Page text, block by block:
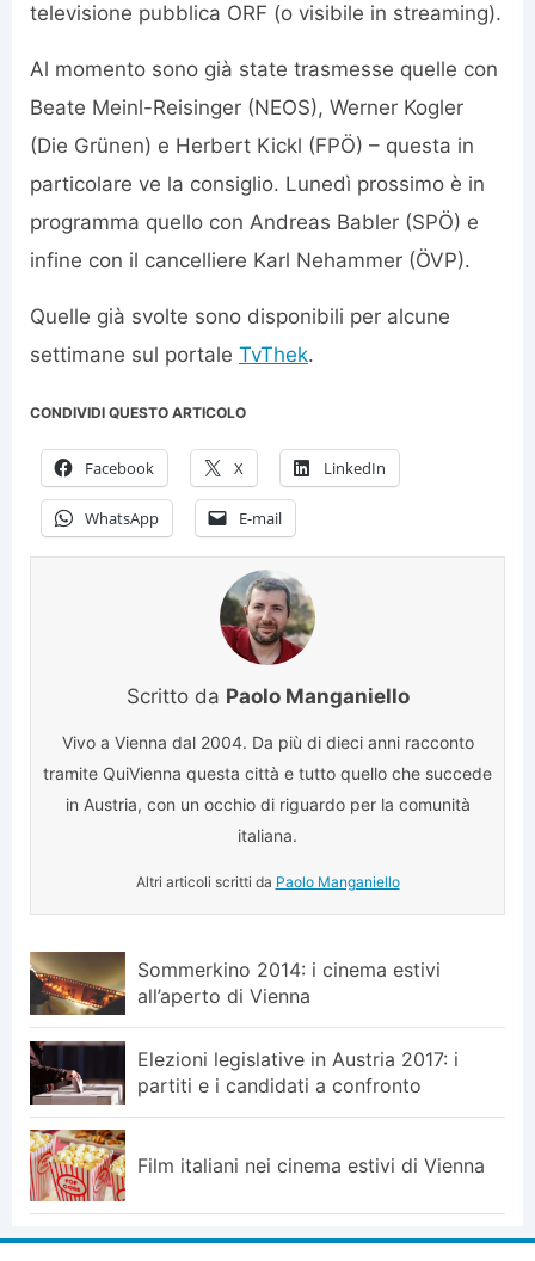
televisione pubblica ORF (o visibile in streaming).
Al momento sono già state trasmesse quelle con
Beate Meinl-Reisinger (NEOS), Werner Kogler
(Die Grünen) e Herbert Kickl (FPÖ) – questa in
particolare ve la consiglio. Lunedì prossimo è in
programma quello con Andreas Babler (SPÖ) e
infine con il cancelliere Karl Nehammer (ÖVP).
Quelle già svolte sono disponibili per alcune
settimane sul portale TvThek.
CONDIVIDI QUESTO ARTICOLO
Facebook X LinkedIn
WhatsApp E-mail
Scritto da Paolo Manganiello
Vivo a Vienna dal 2004. Da più di dieci anni racconto
tramite QuiVienna questa città e tutto quello che succede
in Austria, con un occhio di riguardo per la comunità
italiana.
Altri articoli scritti da Paolo Manganiello
Sommerkino 2014: i cinema estivi
all’aperto di Vienna
Elezioni legislative in Austria 2017: i
partiti e i candidati a confronto
Film italiani nei cinema estivi di Vienna